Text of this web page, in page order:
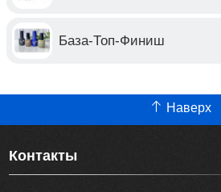
База-Топ-Финиш
Наверх
Контакты